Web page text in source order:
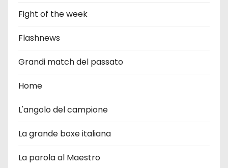
Fight of the week
Flashnews
Grandi match del passato
Home
L'angolo del campione
La grande boxe italiana
La parola al Maestro